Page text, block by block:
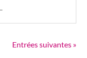
Entrées suivantes »